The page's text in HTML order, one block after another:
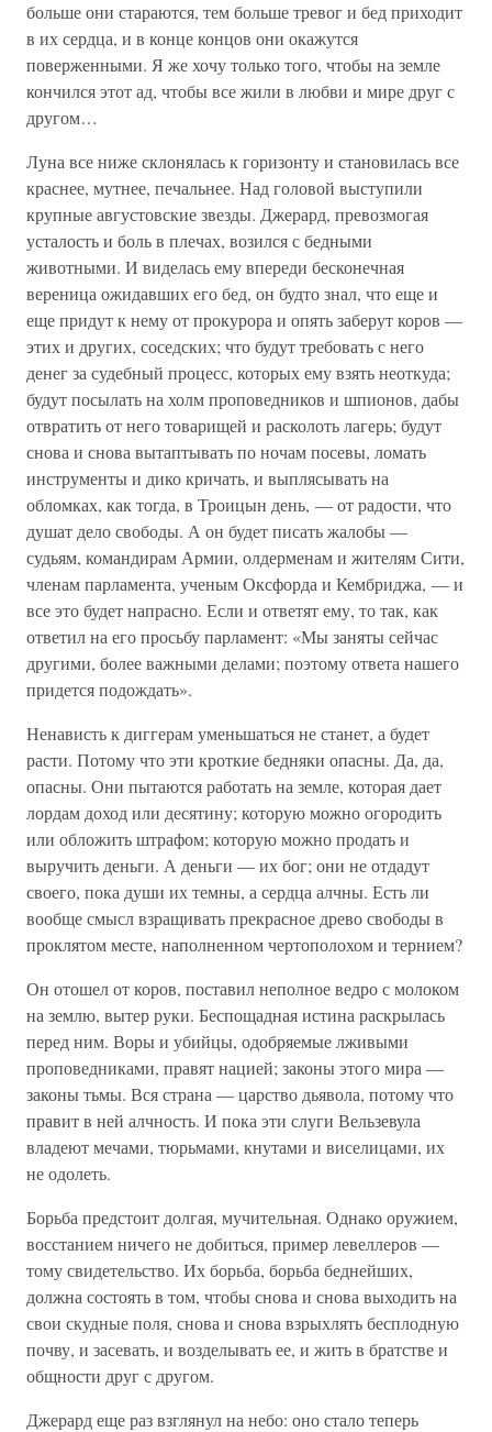
больше они стараются, тем больше тревог и бед приходит
в их сердца, и в конце концов они окажутся
поверженными. Я же хочу только того, чтобы на земле
кончился этот ад, чтобы все жили в любви и мире друг с
другом…
Луна все ниже склонялась к горизонту и становилась все
краснее, мутнее, печальнее. Над головой выступили
крупные августовские звезды. Джерард, превозмогая
усталость и боль в плечах, возился с бедными
животными. И виделась ему впереди бесконечная
вереница ожидавших его бед, он будто знал, что еще и
еще придут к нему от прокурора и опять заберут коров —
этих и других, соседских; что будут требовать с него
денег за судебный процесс, которых ему взять неоткуда;
будут посылать на холм проповедников и шпионов, дабы
отвратить от него товарищей и расколоть лагерь; будут
снова и снова вытаптывать по ночам посевы, ломать
инструменты и дико кричать, и выплясывать на
обломках, как тогда, в Троицын день, — от радости, что
душат дело свободы. А он будет писать жалобы —
судьям, командирам Армии, олдерменам и жителям Сити,
членам парламента, ученым Оксфорда и Кембриджа, — и
все это будет напрасно. Если и ответят ему, то так, как
ответил на его просьбу парламент: «Мы заняты сейчас
другими, более важными делами; поэтому ответа нашего
придется подождать».
Ненависть к диггерам уменьшаться не станет, а будет
расти. Потому что эти кроткие бедняки опасны. Да, да,
опасны. Они пытаются работать на земле, которая дает
лордам доход или десятину; которую можно огородить
или обложить штрафом; которую можно продать и
выручить деньги. А деньги — их бог; они не отдадут
своего, пока души их темны, а сердца алчны. Есть ли
вообще смысл взращивать прекрасное древо свободы в
проклятом месте, наполненном чертополохом и тернием?
Он отошел от коров, поставил неполное ведро с молоком
на землю, вытер руки. Беспощадная истина раскрылась
перед ним. Воры и убийцы, одобряемые лживыми
проповедниками, правят нацией; законы этого мира —
законы тьмы. Вся страна — царство дьявола, потому что
правит в ней алчность. И пока эти слуги Вельзевула
владеют мечами, тюрьмами, кнутами и виселицами, их
не одолеть.
Борьба предстоит долгая, мучительная. Однако оружием,
восстанием ничего не добиться, пример левеллеров —
тому свидетельство. Их борьба, борьба беднейших,
должна состоять в том, чтобы снова и снова выходить на
свои скудные поля, снова и снова взрыхлять бесплодную
почву, и засевать, и возделывать ее, и жить в братстве и
общности друг с другом.
Джерард еще раз взглянул на небо: оно стало теперь